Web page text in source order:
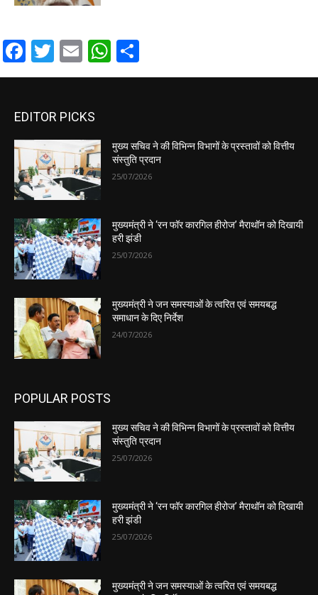
Facebook
Twitter
EmailWhatsApp
EDITOR PICKS
मुख्य सचिव ने की विभिन्न विभागों के प्रस्तावों को वित्तीय
संस्तुति प्रदान
25/07/2026
मुख्यमंत्री ने ‘रन फॉर कारगिल हीरोज’ मैराथॉन को दिखायी
हरी झंडी
25/07/2026
मुख्यमंत्री ने जन समस्याओं के त्वरित एवं समयबद्ध
समाधान के दिए निर्देश
24/07/2026
POPULAR POSTS
मुख्य सचिव ने की विभिन्न विभागों के प्रस्तावों को वित्तीय
संस्तुति प्रदान
25/07/2026
मुख्यमंत्री ने ‘रन फॉर कारगिल हीरोज’ मैराथॉन को दिखायी
हरी झंडी
25/07/2026
मुख्यमंत्री ने जन समस्याओं के त्वरित एवं समयबद्ध